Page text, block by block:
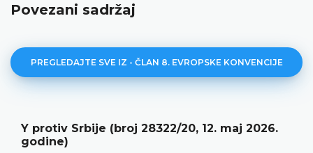
Povezani sadržaj
PREGLEDAJTE SVE IZ - ČLAN 8. EVROPSKE KONVENCIJE
protiv Srbije (broj 28322/20, 12. maj 2026.